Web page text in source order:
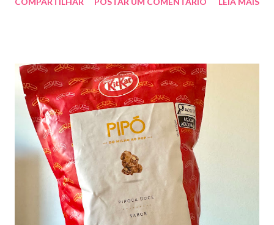
questão aqui não é sobre ser ou não um produto saudável já que